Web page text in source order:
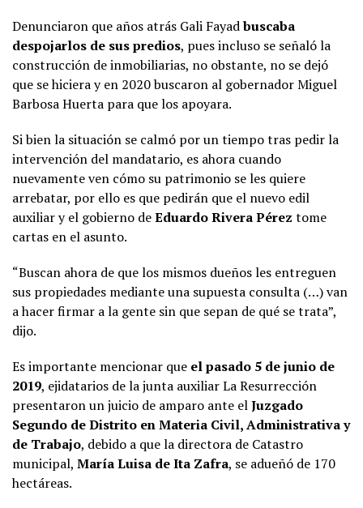
Denunciaron que años atrás Gali Fayadbuscaba
despojarlos de sus predios, pues incluso se señaló la
construcción de inmobiliarias, no obstante, no se dejó
que se hiciera y en 2020 buscaron al gobernador Miguel
Barbosa Huerta para que los apoyara.
Si bien la situación se calmó por un tiempo tras pedir la
intervención del mandatario, es ahora cuando
nuevamente ven cómo su patrimonio se les quiere
arrebatar, por ello es que pedirán que el nuevo edil
auxiliar y el gobierno deEduardo Rivera Pérez tome
cartas en el asunto.
“Buscan ahora de que los mismos dueños les entreguen
sus propiedades mediante una supuesta consulta (…) van
a hacer firmar a la gente sin que sepan de qué se trata”,
dijo.
Es importante mencionar que el pasado 5 de junio de
2019, ejidatarios de la junta auxiliar La Resurrección
presentaron un juicio de amparo ante elJuzgado
Segundo de Distrito en Materia Civil, Administrativa y
de Trabajo, debido a que la directora de Catastro
municipal, María Luisa de Ita Zafra, se adueñó de 170
hectáreas.